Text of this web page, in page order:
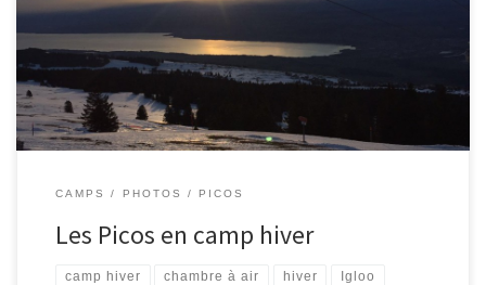
neige et les rayons de soleil, les Picos profitent des alentours de la
cabane pour faire des descentes de chambres à air, apprendre à
construire des igloos, faire une marche […]
CAMPS PHOTOS PICOS
Les Picos en camp hiver
camp hiver chambre à air hiver Igloo